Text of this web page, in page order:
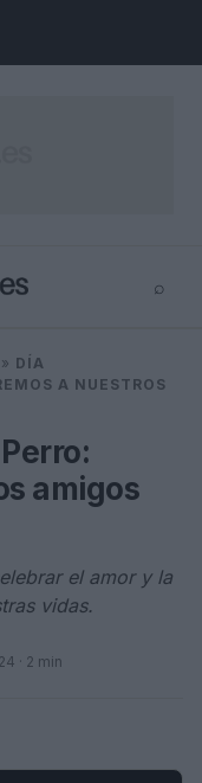
⌕
» DÍA
A NUESTROS
amigos
el amor y la
vidas.
· 2 min